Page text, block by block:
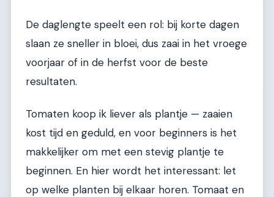
De daglengte speelt een rol: bij korte dagen
slaan ze sneller in bloei, dus zaai in het vroege
voorjaar of in de herfst voor de beste
resultaten.
Tomaten koop ik liever als plantje — zaaien
kost tijd en geduld, en voor beginners is het
makkelijker om met een stevig plantje te
beginnen. En hier wordt het interessant: let
op welke planten bij elkaar horen. Tomaat en